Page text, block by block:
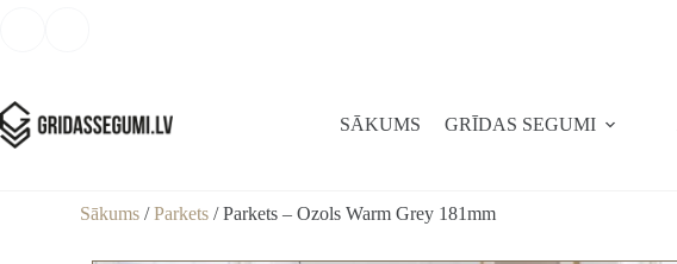
SĀKUMS GRĪDAS SEGUMI
Sākums /Parkets / Parkets – Ozols Warm Grey 181mm